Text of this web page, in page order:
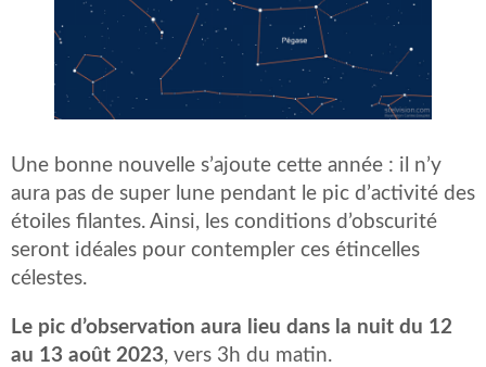
Une bonne nouvelle s’ajoute cette année : il n’y
aura pas de super lune pendant le pic d’activité des
étoiles filantes. Ainsi, les conditions d’obscurité
seront idéales pour contempler ces étincelles
célestes.
Le pic d’observation aura lieu dans la nuit du 12
au 13 août 2023, vers 3h du matin.